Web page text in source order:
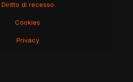
Diritto di recesso
Cookies
Privacy